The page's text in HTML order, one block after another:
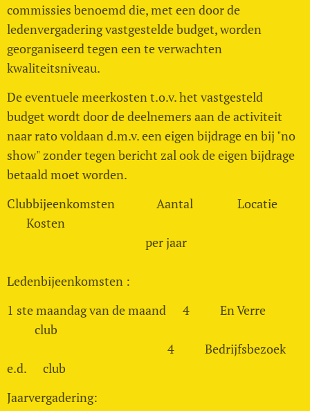
commissies benoemd die, met een door de
ledenvergadering vastgestelde budget, worden
georganiseerd tegen een te verwachten
kwaliteitsniveau.
De eventuele meerkosten t.o.v. het vastgesteld
budget wordt door de deelnemers aan de activiteit
naar rato voldaan d.m.v. een eigen bijdrage en bij "no
show" zonder tegen bericht zal ook de eigen bijdrage
betaald moet worden.
Clubbijeenkomsten Aantal Locatie
Kosten
per jaar
Ledenbijeenkomsten :
1 ste maandag van de maand 4 En Verre
club
4 Bedrijfsbezoek
e.d. club
Jaarvergadering: